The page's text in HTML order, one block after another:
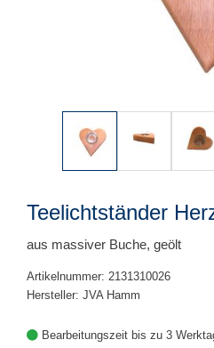
Teelichtständer
aus massiver Buche, geölt
Artikelnummer: 2131310026
Hersteller: JVA Hamm
Bearbeitungszeit bis zu 3